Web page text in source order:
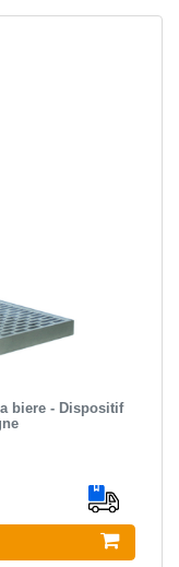
biere - Dispositif